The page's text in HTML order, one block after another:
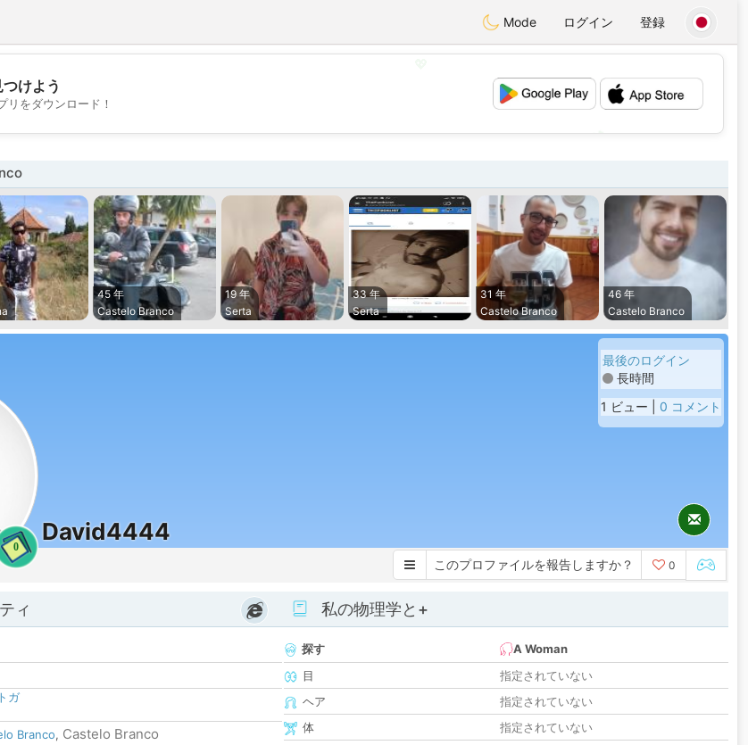
Mode ログイン 登録
💕
けよう
リをダウンロード！
45 年
Castelo Branco
19 年
Serta
33 年
Serta
31 年
Castelo Branco
46 年
Castelo Branco
0
David4444
最後のログイン
長時間
1 ビュー | 0 コメント
このプロファイルを報告しますか？ 0
ィ
ガ
Branco, Castelo Branco
私の物理学と+
探す
A Woman
目
指定されていない
ヘア
指定されていない
体
指定されていない